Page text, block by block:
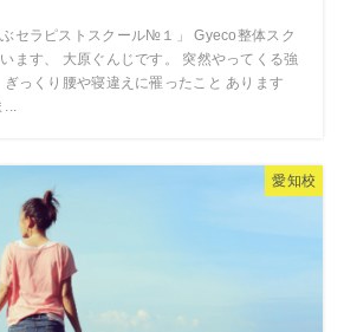
セラピストスクール№１」 Gyeco整体スク
ます、 大原ぐんじです。 突然やってくる強
っくり腰や寝違えに罹ったこと あります
愛知校